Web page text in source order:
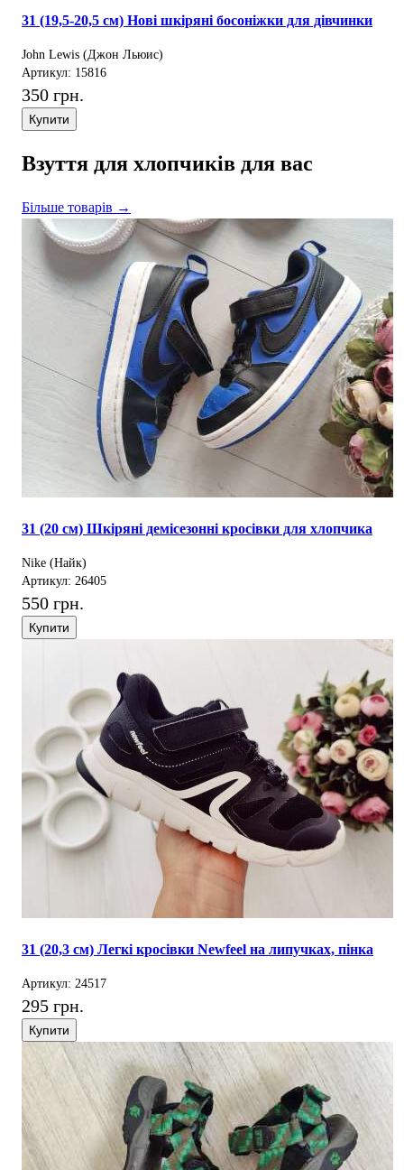
31 (19,5-20,5 см) Нові шкіряні босоніжки для дівчинки
John Lewis (Джон Льюис)
Артикул: 15816
350 грн.
Купити
Взуття для хлопчиків для вас
Більше товарів →
31 (20 см) Шкіряні демісезонні кросівки для хлопчика
Nike (Найк)
Артикул: 26405
550 грн.
Купити
31 (20,3 см) Легкі кросівки Newfeel на липучках, пінка
Артикул: 24517
295 грн.
Купити